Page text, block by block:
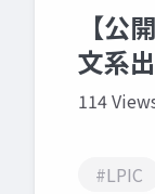
【公
文系
114
#LPIC